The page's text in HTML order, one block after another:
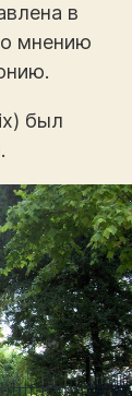
в
мнению
был